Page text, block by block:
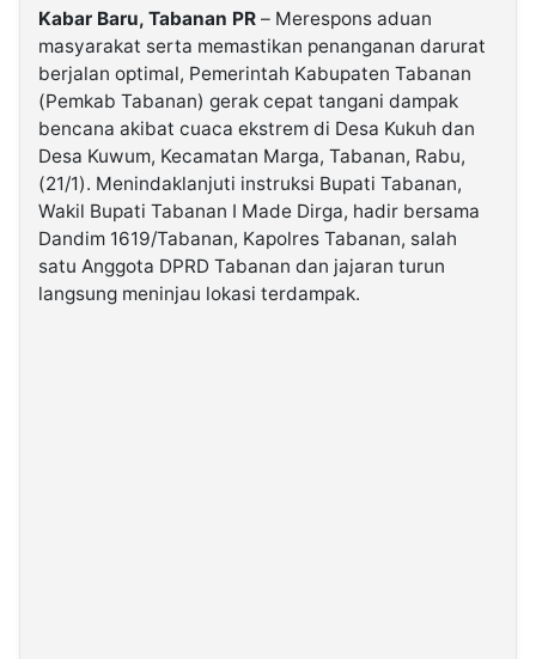
Kabarbaru.co
2026
Kabarbaru
Media
Kabar Baru, Tabanan PR – Merespons aduan
masyarakat serta memastikan penanganan darurat
berjalan optimal, Pemerintah Kabupaten Tabanan
(Pemkab Tabanan) gerak cepat tangani dampak
bencana akibat cuaca ekstrem di Desa Kukuh dan
Desa Kuwum, Kecamatan Marga, Tabanan, Rabu,
(21/1). Menindaklanjuti instruksi Bupati Tabanan,
Wakil Bupati Tabanan I Made Dirga, hadir bersama
Dandim 1619/Tabanan, Kapolres Tabanan, salah
satu Anggota DPRD Tabanan dan jajaran turun
langsung meninjau lokasi terdampak.